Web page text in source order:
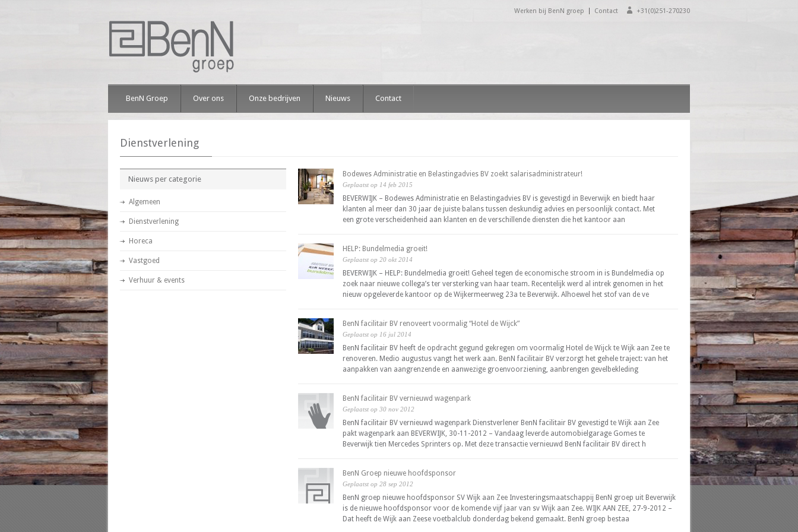
+31(0)251-270230
Werken bij BenN groep Contact
BenN Groep Over ons Onze bedrijven Nieuws Contact
Dienstverlening
Bodewes Administratie en Belastingadvies BV zoekt salarisadministrateur!
Geplaatst op 14 feb 2015
BEVERWIJK – Bodewes Administratie en Belastingadvies BV is gevestigd in Beverwijk en biedt haar
klanten al meer dan 30 jaar de juiste balans tussen deskundig advies en persoonlijk contact. Met
een grote verscheidenheid aan klanten en de verschillende diensten die het kantoor aan
HELP: Bundelmedia groeit!
Geplaatst op 20 okt 2014
BEVERWIJK – HELP: Bundelmedia groeit! Geheel tegen de economische stroom in is Bundelmedia op
zoek naar nieuwe collega’s ter versterking van haar team. Recentelijk werd al intrek genomen in het
nieuw opgeleverde kantoor op de Wijkermeerweg 23a te Beverwijk. Alhoewel het stof van de ve
BenN facilitair BV renoveert voormalig “Hotel de Wijck”
Geplaatst op 16 jul 2014
BenN facilitair BV heeft de opdracht gegund gekregen om voormalig Hotel de Wijck te Wijk aan Zee te
renoveren. Medio augustus vangt het werk aan. BenN facilitair BV verzorgt het gehele traject: van het
aanpakken van aangrenzende en aanwezige groenvoorziening, aanbrengen gevelbekleding
BenN facilitair BV vernieuwd wagenpark
Geplaatst op 30 nov 2012
BenN facilitair BV vernieuwd wagenpark Dienstverlener BenN facilitair BV gevestigd te Wijk aan Zee
pakt wagenpark aan BEVERWIJK, 30-11-2012 – Vandaag leverde automobielgarage Gomes te
Beverwijk tien Mercedes Sprinters op. Met deze transactie vernieuwd BenN facilitair BV direct h
BenN Groep nieuwe hoofdsponsor
Geplaatst op 28 sep 2012
BenN groep nieuwe hoofdsponsor SV Wijk aan Zee Investeringsmaatschappij BenN groep uit Beverwijk
is de nieuwe hoofdsponsor voor de komende vijf jaar van sv Wijk aan Zee. WIJK AAN ZEE, 27-9-2012 –
Dat heeft de Wijk aan Zeese voetbalclub donderdag bekend gemaakt. BenN groep bestaa
Nieuws per categorie
Algemeen
Dienstverlening
Horeca
Vastgoed
Verhuur & events